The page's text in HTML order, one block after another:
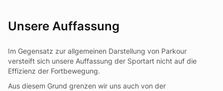
Unsere Auffassung
Im Gegensatz zur allgemeinen Darstellung von Parkour
versteift sich unsere Auffassung der Sportart nicht auf die
Effizienz der Fortbewegung.
Aus diesem Grund grenzen wir uns auch von der